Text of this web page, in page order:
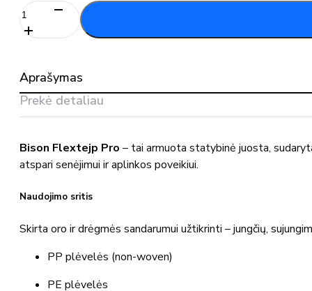
produkto
kiekis:
Armuota
Bison
Flextejp
Aprašymas
Prekė detaliau
Bison Flextejp Pro – tai armuota statybinė juosta,
atspari senėjimui ir aplinkos poveikiui.
Naudojimo sritis
Skirta oro ir drėgmės sandarumui užtikrinti – jungčių,
PP plėvelės (non-woven)
PE plėvelės